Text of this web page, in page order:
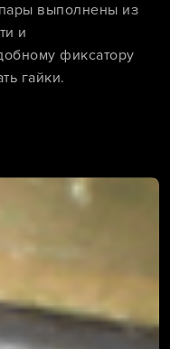
выполнены из
и
фиксатору
гайки.